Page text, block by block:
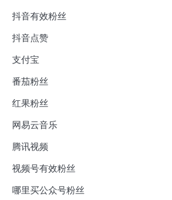
抖音有效粉丝
抖音点赞
支付宝
番茄粉丝
红果粉丝
网易云音乐
腾讯视频
视频号有效粉丝
哪里买公众号粉丝